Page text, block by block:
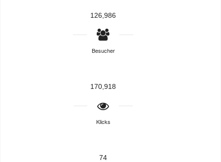
126,986
Besucher
170,918
Klicks
74